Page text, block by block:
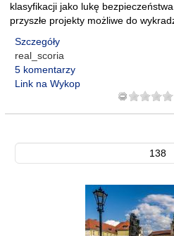
klasyfikacji jako lukę
przyszłe projekty możliwe do
Szczegóły
real_scoria
5 komentarzy
Link na Wykop
138